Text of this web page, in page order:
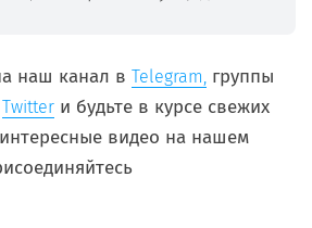
наш канал в Telegram, группы
Twitter и будьте в курсе свежих
видео на нашем